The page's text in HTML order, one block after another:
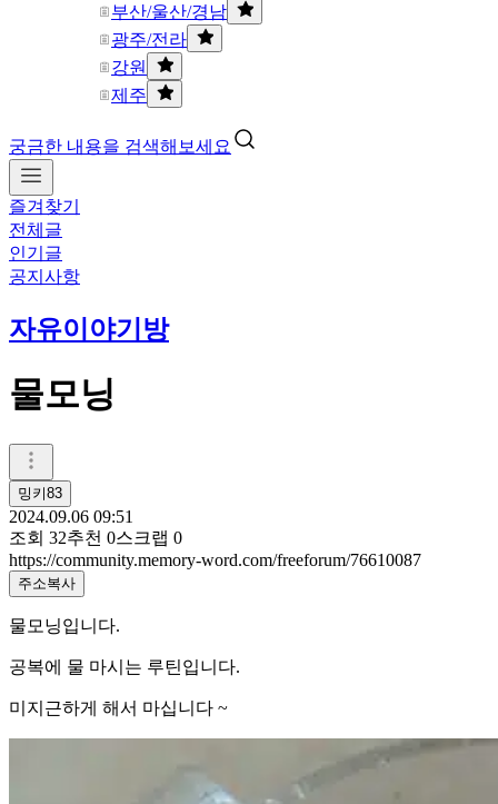
부산/울산/경남
광주/전라
강원
제주
궁금한 내용을 검색해보세요
즐겨찾기
전체글
인기글
공지사항
자유이야기방
물모닝
밍키83
2024.09.06 09:51
조회 32추천 0스크랩 0
https://community.memory-word.com/freeforum/76610087
주소복사
물모닝입니다.
공복에 물 마시는 루틴입니다.
미지근하게 해서 마십니다 ~